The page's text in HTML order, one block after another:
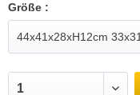
Größe :